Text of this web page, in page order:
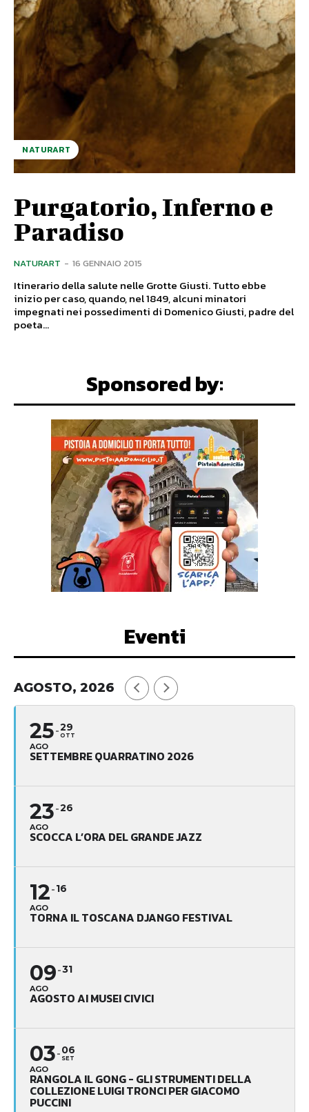
NATURART
Purgatorio, Inferno e
Paradiso
NATURART - 16 GENNAIO 2015
Itinerario della salute nelle Grotte Giusti. Tutto ebbe
inizio per caso, quando, nel 1849, alcuni minatori
impegnati nei possedimenti di Domenico Giusti, padre del
poeta...
Sponsored by:
Eventi
AGOSTO, 2026
25
AGO
29
OTT
SETTEMBRE QUARRATINO 2026
23
AGO
26
SCOCCA L’ORA DEL GRANDE JAZZ
12
AGO
16
TORNA IL TOSCANA DJANGO FESTIVAL
09
AGO
31
AGOSTO AI MUSEI CIVICI
03
AGO
06
SET
RANGOLA IL GONG - GLI STRUMENTI DELLA
COLLEZIONE LUIGI TRONCI PER GIACOMO
PUCCINI